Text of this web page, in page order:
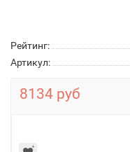
Рейтинг:
Артикул:
8134 руб